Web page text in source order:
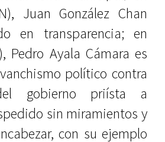
Juan González Chan
en transparencia; en
Pedro Ayala Cámara es
político contra
gobierno priísta a
sin miramientos y
con su ejemplo